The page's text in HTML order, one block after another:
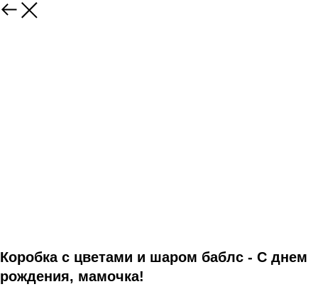
Коробка с цветами и шаром баблс - С днем
рождения, мамочка!